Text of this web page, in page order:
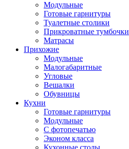
Модульные
Готовые гарнитуры
Туалетные столики
Прикроватные тумбочки
Матрасы
Прихожие
Модульные
Малогабаритные
Угловые
Вешалки
Обувницы
Кухни
Готовые гарнитуры
Модульные
С фотопечатью
Эконом класса
Кухонные столы